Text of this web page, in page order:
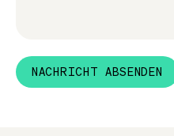
NACHRICHT ABSENDEN